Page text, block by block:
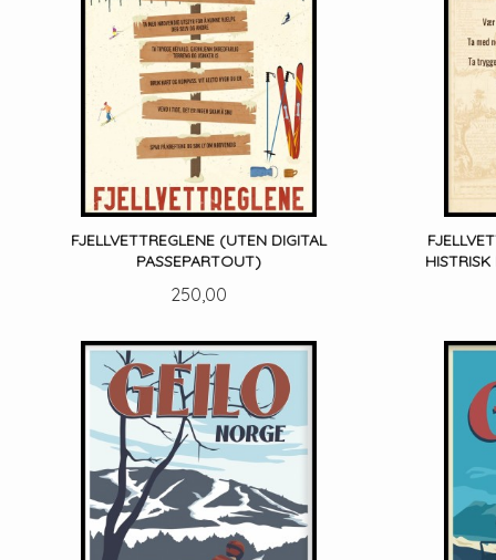
FJELLVETTREGLENE (UTEN DIGITAL
PASSEPARTOUT)
Pris
250,00
LES MER